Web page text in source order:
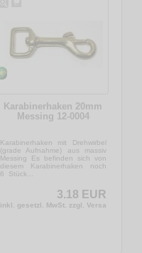
Karabinerhaken 20mm
Messing 12-0004
Karabinerhaken mit Drehwirbel
(grade Aufnahme) aus massiv
Messing Es befinden sich von
diesem Karabinerhaken noch
6 Stück...
3.18 EUR
inkl. gesetzl. MwSt. zzgl. Versandkosten